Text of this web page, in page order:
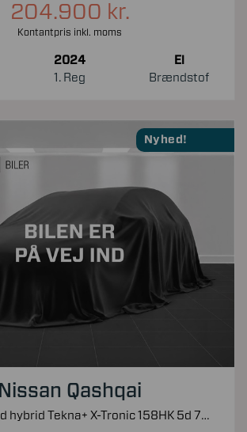
204.900 kr.
Kontantpris inkl. moms
2024
1. Reg
El
Brændstof
Nyhed!
Nissan Qashqai
1,3 MHEV Mild hybrid Tekna+ X-Tronic 158HK 5d 7g Aut.